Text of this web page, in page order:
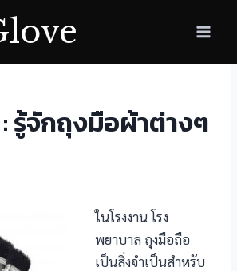
รู้จักถุงมือผ้าต่างๆ
ในโรงงาน โรง
พยาบาล ถุงมือถือ
เป็นสิ่งจำเป็นสำหรับ